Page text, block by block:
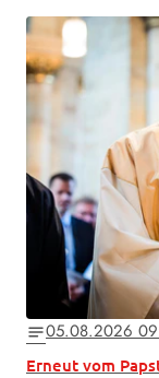
notes05.08.2026
Erneut vom